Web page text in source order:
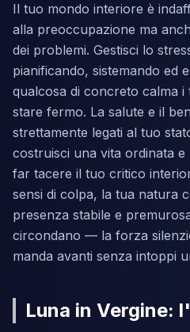
Il tuo mondo interiore è
alla preoccupazione ma
dei problemi. Gestisci lo
pianificando, sistemando ed
qualcosa di concreto calma i
stare fermo. La salute e il
strettamente legati al tuo
costruisci una vita ordinata
far tacere il tuo critico
sensi di colpa, la tua natura
presenza stabile e
circondano — la forza
manda avanti senza intoppi
Luna in Vergine: